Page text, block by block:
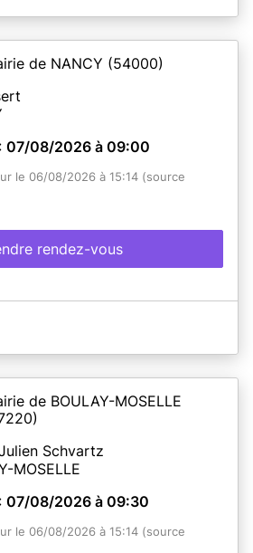
de NANCY (54000)
07/08/2026 à 09:00
le 06/08/2026 à 15:14 (source
rendez-vous
de BOULAY-MOSELLE
Schvartz
MOSELLE
07/08/2026 à 09:30
le 06/08/2026 à 15:14 (source